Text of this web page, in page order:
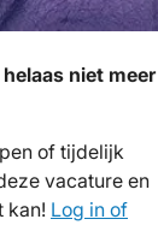
niet meer
of tijdelijk
vacature en
kan! Log in of